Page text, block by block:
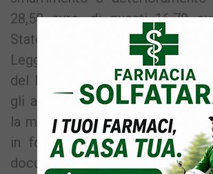
28,50 euro, di questi 16,79
Stato per le spese del
Legge n. 125/2015 e della
del Ministero degli Interni –
gli affari interni e territoriali
la modalità di emissione della
in formato cartaceo salvo i
documentata urgenza segnalati